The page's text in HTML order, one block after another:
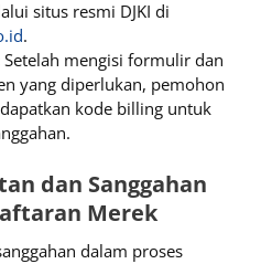
situs resmi DJKI di
.
Setelah mengisi formulir dan
yang diperlukan, pemohon
kode billing untuk
dan Sanggahan
Merek
dalam proses